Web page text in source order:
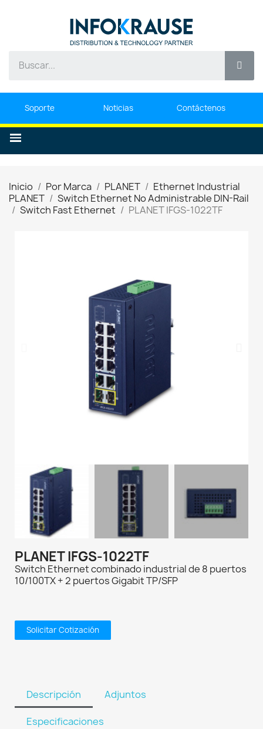
Soporte Noticias Contáctenos
Inicio Por Marca PLANET
Ethernet Industrial
PLANET
Switch Ethernet No Administrable DIN-Rail
Switch Fast Ethernet
PLANET IFGS-1022TF
PLANET IFGS-1022TF
Switch Ethernet combinado industrial de 8 puertos
10/100TX + 2 puertos Gigabit TP/SFP
Solicitar Cotización
Descripción Adjuntos
Especificaciones